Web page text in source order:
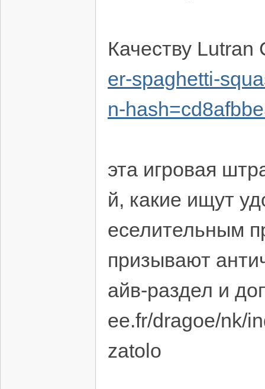
Качеству
er-spaghetti-
n-
эта игровая
й, какие ищут
еселительным
призывают
айв-раздел и
ee.fr/dragoe/nk/
zatolo